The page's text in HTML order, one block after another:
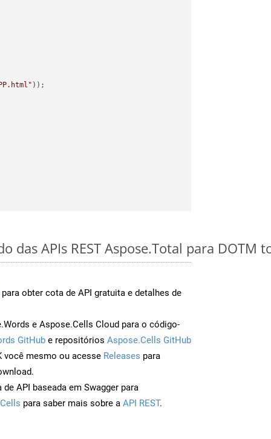
das APIs REST Aspose.Total para DOTM
para obter cota de API gratuita e detalhes de
e Aspose.Cells Cloud para o código-
GitHub e repositórios Aspose.Cells GitHub
você mesmo ou acesse Releases para
API baseada em Swagger para
para saber mais sobre a API REST.